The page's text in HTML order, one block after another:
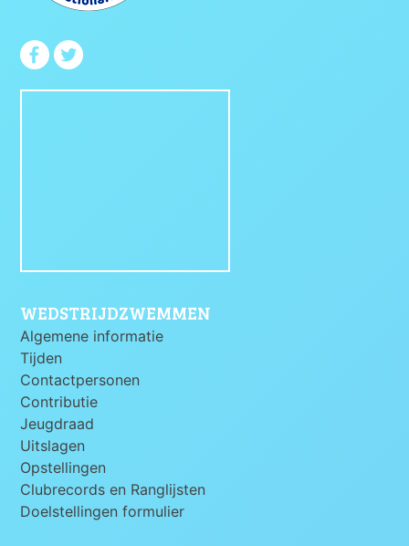
WEDSTRIJDZWEMMEN
Algemene informatie
Tijden
Contactpersonen
Contributie
Jeugdraad
Uitslagen
Opstellingen
Clubrecords en Ranglijsten
Doelstellingen formulier